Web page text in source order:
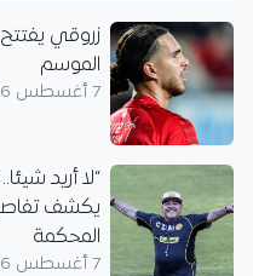
زروقي
الموسم
7 أغسطس 2026
“لا أريد
يكشف
المحكمة
7 أغسطس 2026